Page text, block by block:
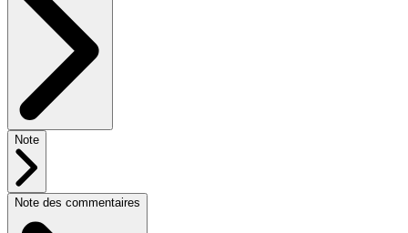
Note
Note des commentaires